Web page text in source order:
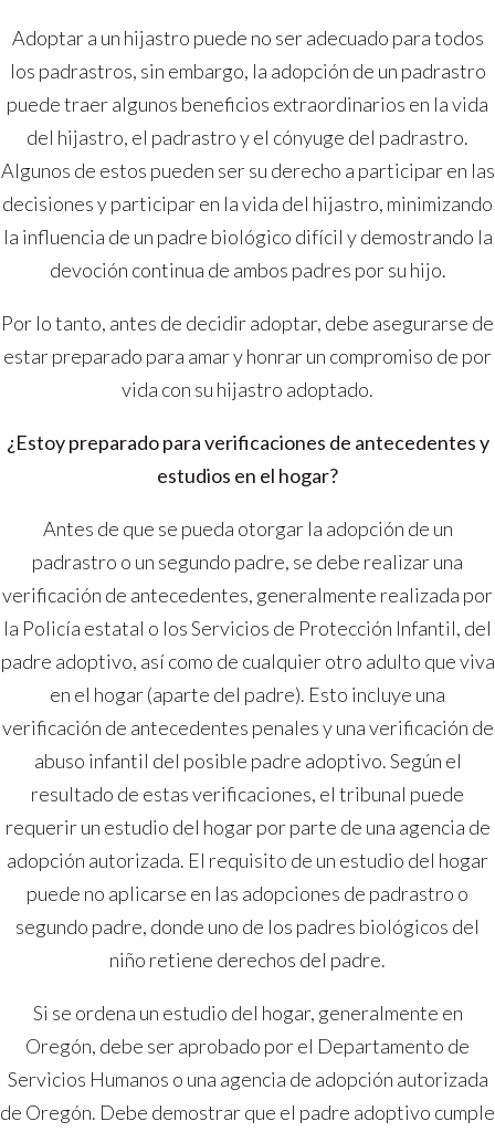
Adoptar a un hijastro puede no ser adecuado para todos
los padrastros, sin embargo, la adopción de un padrastro
puede traer algunos beneficios extraordinarios en la vida
del hijastro, el padrastro y el cónyuge del padrastro.
Algunos de estos pueden ser su derecho a participar en las
decisiones y participar en la vida del hijastro, minimizando
la influencia de un padre biológico difícil y demostrando la
devoción continua de ambos padres por su hijo.
Por lo tanto, antes de decidir adoptar, debe asegurarse de
estar preparado para amar y honrar un compromiso de por
vida con su hijastro adoptado.
¿Estoy preparado para verificaciones de antecedentes y
estudios en el hogar?
Antes de que se pueda otorgar la adopción de un
padrastro o un segundo padre, se debe realizar una
verificación de antecedentes, generalmente realizada por
la Policía estatal o los Servicios de Protección Infantil, del
padre adoptivo, así como de cualquier otro adulto que viva
en el hogar (aparte del padre). Esto incluye una
verificación de antecedentes penales y una verificación de
abuso infantil del posible padre adoptivo. Según el
resultado de estas verificaciones, el tribunal puede
requerir un estudio del hogar por parte de una agencia de
adopción autorizada. El requisito de un estudio del hogar
puede no aplicarse en las adopciones de padrastro o
segundo padre, donde uno de los padres biológicos del
niño retiene derechos del padre.
Si se ordena un estudio del hogar, generalmente en
Oregón, debe ser aprobado por el Departamento de
Servicios Humanos o una agencia de adopción autorizada
de Oregón. Debe demostrar que el padre adoptivo cumple